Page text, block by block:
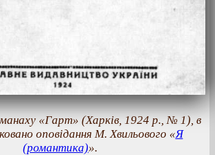
«Гарт» (Харків, 1924 р., № 1), в
оповідання М. Хвильового «Я
(романтика)».